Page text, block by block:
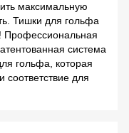
максимальную
Тишки для гольфа
Профессиональная
система
гольфа, которая
соответствие для